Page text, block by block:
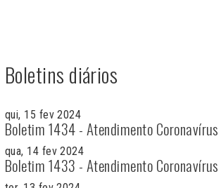
Boletins diários
qui, 15 fev 2024
Boletim 1434 - Atendimento Coronavírus
qua, 14 fev 2024
Boletim 1433 - Atendimento Coronavírus